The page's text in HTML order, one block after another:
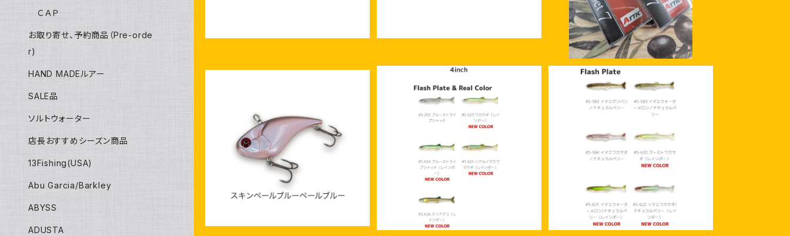
レヴォニック ヴォルビート70F フ
ローティング REVONIK
¥1,870
SOLD OUT
ラッシュプレート リアル (エコ) 2
イマカツ ハドルスイマー 4インチ フ
ラッシュプレート (エコ) 2025年
新カラー
¥1,430
ＣＡＰ
お取り寄せ、予約商品（Pre-orde
r)
HAND MADEルアー
SALE品
ソルトウォーター
店長おすすめシーズン商品
13Fishing(USA)
Abu Garcia/Barkley
ABYSS
ADUSTA